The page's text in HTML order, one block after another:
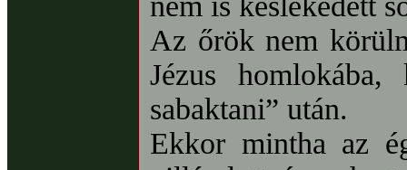
Az őrök nem
Jézus
sabaktani” után.
Ekkor mintha az